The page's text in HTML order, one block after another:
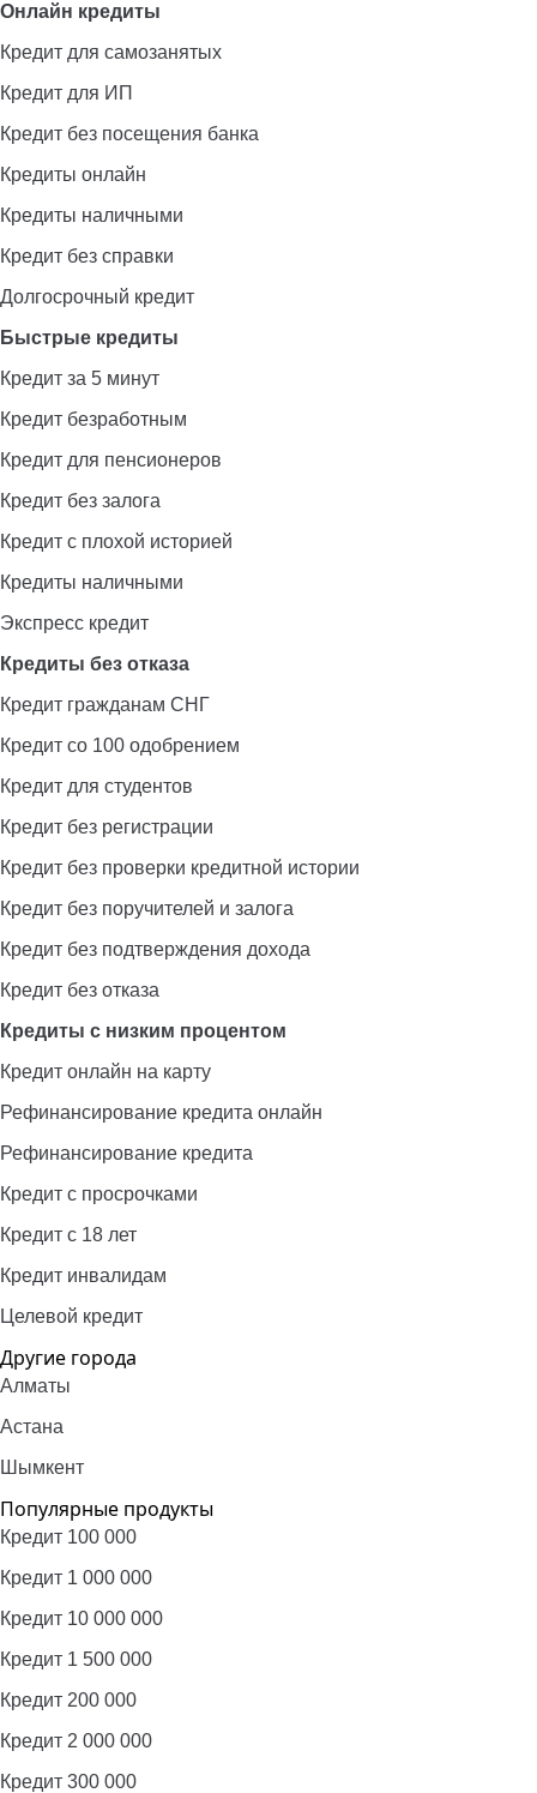
Онлайн кредиты
Кредит для самозанятых
Кредит для ИП
Кредит без посещения банка
Кредиты онлайн
Кредиты наличными
Кредит без справки
Долгосрочный кредит
Быстрые кредиты
Кредит за 5 минут
Кредит безработным
Кредит для пенсионеров
Кредит без залога
Кредит с плохой историей
Кредиты наличными
Экспресс кредит
Кредиты без отказа
Кредит гражданам СНГ
Кредит со 100 одобрением
Кредит для студентов
Кредит без регистрации
Кредит без проверки кредитной истории
Кредит без поручителей и залога
Кредит без подтверждения дохода
Кредит без отказа
Кредиты с низким процентом
Кредит онлайн на карту
Рефинансирование кредита онлайн
Рефинансирование кредита
Кредит с просрочками
Кредит с 18 лет
Кредит инвалидам
Целевой кредит
Другие города
Алматы
Астана
Шымкент
Популярные продукты
Кредит 100 000
Кредит 1 000 000
Кредит 10 000 000
Кредит 1 500 000
Кредит 200 000
Кредит 2 000 000
Кредит 300 000